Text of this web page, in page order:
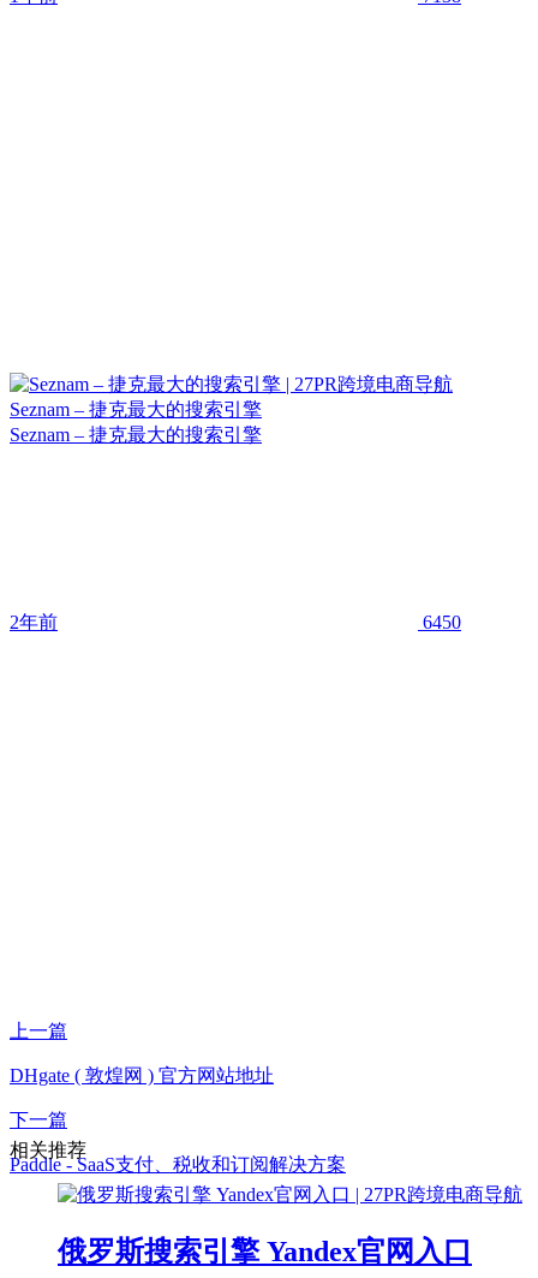
Seznam – 捷克最大的搜索引擎
Seznam – 捷克最大的搜索引擎
2年前 6450
上一篇
DHgate ( 敦煌网 ) 官方网站地址
下一篇
Paddle - SaaS支付、税收和订阅解决方案
相关推荐
俄罗斯搜索引擎 Yandex官网入口